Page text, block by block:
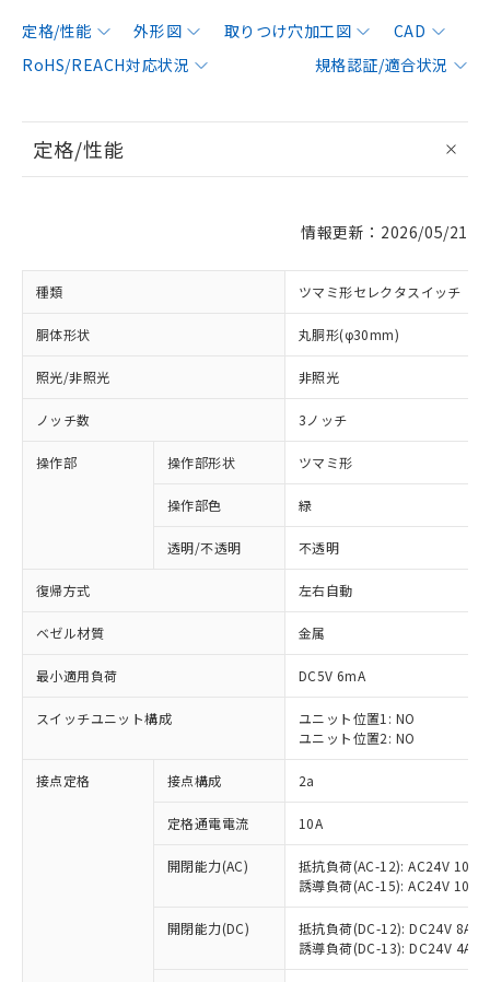
定格/性能 外形図 取りつけ穴加工図
CAD
RoHS/REACH対応状況
規格認証/適合状況
定格/性能
情報更新：2026/05/21
種類 ツマミ形セレクタスイッチ
胴体形状 丸胴形(φ30mm)
照光/非照光 非照光
ノッチ数 3ノッチ
操作部 操作部形状 ツマミ形
操作部色 緑
透明/不透明 不透明
復帰方式 左右自動
ベゼル材質 金属
最小適用負荷 DC5V 6mA
スイッチユニット構成
ユニット位置1: NO
ユニット位置2: NO
接点定格 接点構成 2a
定格通電電流 10A
開閉能力(AC)
抵抗負荷(AC-12): AC24V 10A/
誘導負荷(AC-15): AC24V
開閉能力(DC)
抵抗負荷(DC-12): DC24V 8A/
誘導負荷(DC-13): DC24V 4A/
※1 対応状況
対応済み：EU RoHS指令（10物質）の
非含有に対応した製品が提供可能な商品で
対応予定：EU RoHS指令（10物質）の非含
有に対応した製品に切り替える予定のある